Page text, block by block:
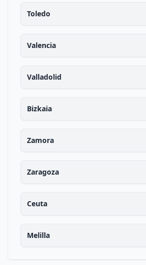
Toledo
Valencia
Valladolid
Bizkaia
Zamora
Zaragoza
Ceuta
Melilla